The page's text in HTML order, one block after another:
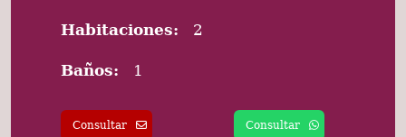
Habitaciones: 2
Baños: 1
Consultar Consultar